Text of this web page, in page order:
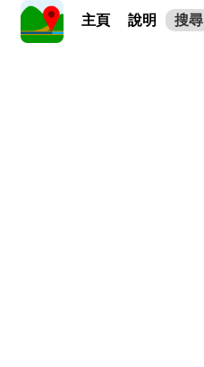
主頁 說明 搜尋